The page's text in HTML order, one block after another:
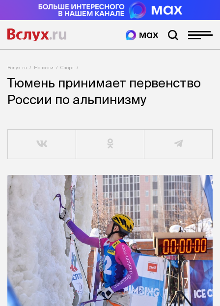
Вслух.ru Новости Спорт
Тюмень принимает первенство
России по альпинизму